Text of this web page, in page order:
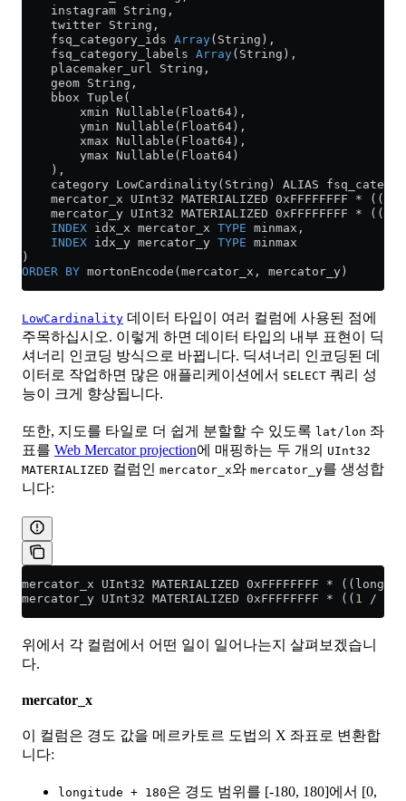
    instagram String,
    twitter String,
    fsq_category_ids
Array(String),
    fsq_category_labels
Array(String),
    placemaker_url String,
    geom String,
    bbox Tuple(
        xmin Nullable(Float64),
        ymin Nullable(Float64),
        xmax Nullable(Float64),
        ymax Nullable(Float64)
    ),
category LowCardinality(String) ALIAS
    mercator_x UInt32 MATERIALIZED 0xFFFFFFFF
*
    mercator_y UInt32 MATERIALIZED 0xFFFFFFFF
* ((
    INDEX
idx_x mercator_x TYPE minmax,
    INDEX
idx_y mercator_y TYPE minmax
)
ORDER BY mortonEncode(mercator_x, mercator_y)
LowCardinality 데이터 타입이 여러 컬럼에 사용된 점에
주목하십시오. 이렇게 하면 데이터 타입의 내부 표현이 딕
셔너리 인코딩 방식으로 바뀝니다. 딕셔너리 인코딩된 데
이터로 작업하면 많은 애플리케이션에서 SELECT 쿼리 성
능이 크게 향상됩니다.
또한, 지도를 타일로 더 쉽게 분할할 수 있도록 lat/lon 좌
표를 Web Mercator projection에 매핑하는 두 개의 UInt32
MATERIALIZED 컬럼인 mercator_x와 mercator_y를 생성합
니다:
mercator_x UInt32 MATERIALIZED 0xFFFFFFFF *
mercator_y UInt32 MATERIALIZED 0xFFFFFFFF * (( 1 /
위에서 각 컬럼에서 어떤 일이 일어나는지 살펴보겠습니
다.
mercator_x
이 컬럼은 경도 값을 메르카토르 도법의 X 좌표로 변환합
니다:
longitude + 180은 경도 범위를 [-180, 180]에서 [0,